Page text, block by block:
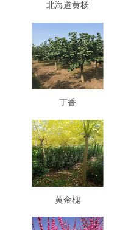
北海道黄杨
丁香
黄金槐